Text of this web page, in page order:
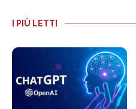
I PIÙ LETTI